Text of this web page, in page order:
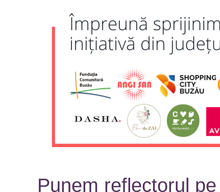
Punem reflectorul